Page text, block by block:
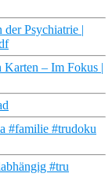
Psychiatrie |
– Im Fokus |
#familie #trudoku
#tru